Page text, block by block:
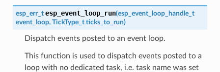
esp_err_t esp_event_loop_run(esp_event_loop_handle_t
event_loop, TickType_t ticks_to_run)
Dispatch events posted to an event loop.
This function is used to dispatch events posted to a
loop with no dedicated task, i.e. task name was set